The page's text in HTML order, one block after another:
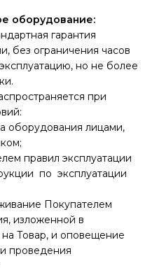
оборудование:
гарантия
без ограничения часов
но не более
при
оборудования лицами,
правил эксплуатации
по эксплуатации
Покупателем
изложенной в
Товар, и оповещение
проведения